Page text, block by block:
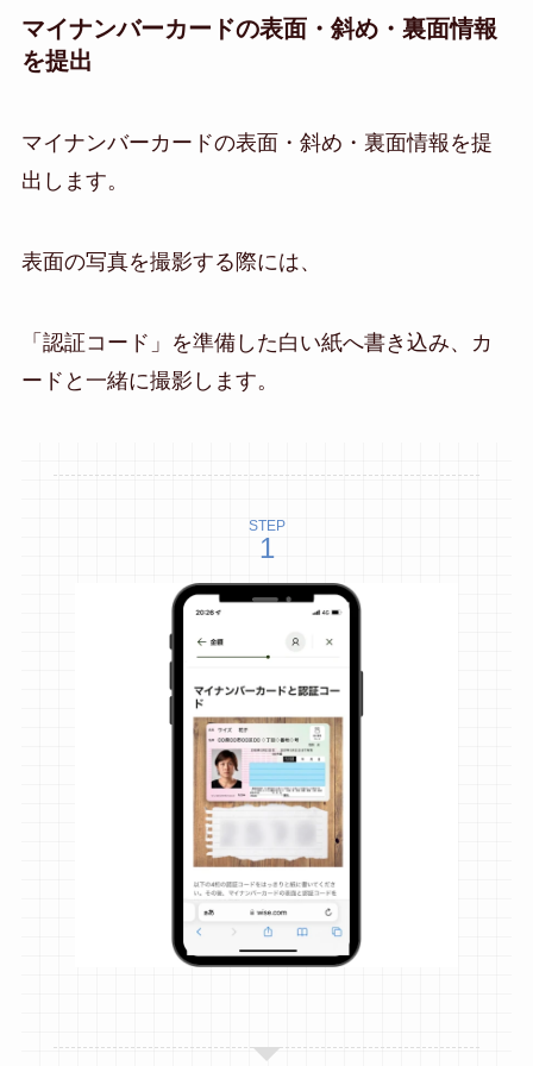
マイナンバーカードの表面・斜め・裏面情報
を提出
マイナンバーカードの表面・斜め・裏面情報を提
出します。
表面の写真を撮影する際には、
「認証コード」を準備した白い紙へ書き込み、カ
ードと一緒に撮影します。
STEP